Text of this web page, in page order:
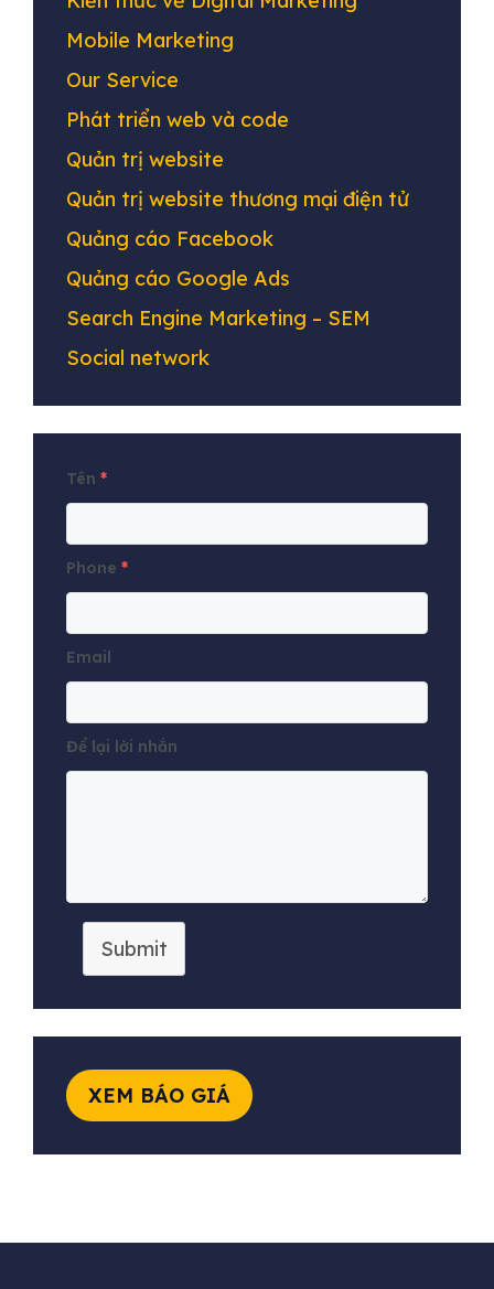
Mobile Marketing
Our Service
Phát triển web và code
Quản trị website
Quản trị website thương mại điện tử
Quảng cáo Facebook
Quảng cáo Google Ads
Search Engine Marketing – SEM
Social network
Tên *
Phone *
Email
Để lại lời nhắn
Submit
XEM BÁO GIÁ